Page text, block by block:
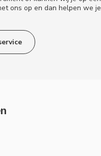
ons op en dan helpen we je